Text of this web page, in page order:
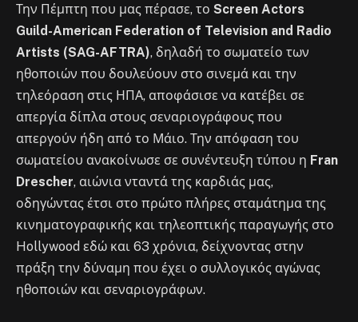
Την Πέμπτη που μας πέρασε, το Screen Actors
Guild-American Federation of Television and Radio
Artists (SAG-AFTRA), δηλαδή το σωματείο των
ηθοποιών που δουλεύουν στο σινεμά και την
τηλεόραση στις ΗΠΑ, αποφάσισε να κατέβει σε
απεργία δίπλα στους σεναριογράφους που
απεργούν ήδη από το Μάιο. Την απόφαση του
σωματείου ανακοίνωσε σε συνέντευξη τύπου η Fran
Drescher, αιώνια νταντά της καρδιάς μας,
οδηγώντας έτσι στο πρώτο πλήρες σταμάτημα της
κινηματογραφικής και τηλεοπτικής παραγωγής στο
Hollywood εδώ και 63 χρόνια, δείχνοντας στην
πράξη την δύναμη που έχει ο συλλογικός αγώνας
ηθοποιών και σεναριογράφων.